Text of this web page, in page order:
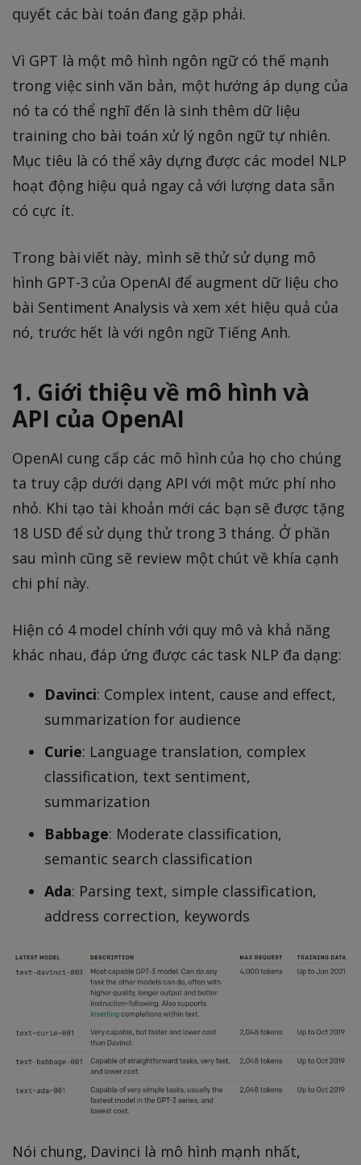
quyết các bài toán đang gặp phải.
Vì GPT là một mô hình ngôn ngữ có thế mạnh
trong việc sinh văn bản, một hướng áp dụng của
nó ta có thể nghĩ đến là sinh thêm dữ liệu
training cho bài toán xử lý ngôn ngữ tự nhiên.
Mục tiêu là có thể xây dựng được các model NLP
hoạt động hiệu quả ngay cả với lượng data sẵn
có cực ít.
Trong bài viết này, mình sẽ thử sử dụng mô
hình GPT-3 của OpenAI để augment dữ liệu cho
bài Sentiment Analysis và xem xét hiệu quả của
nó, trước hết là với ngôn ngữ Tiếng Anh.
1. Giới thiệu về mô hình và
API của OpenAI
OpenAI cung cấp các mô hình của họ cho chúng
ta truy cập dưới dạng API với một mức phí nho
nhỏ. Khi tạo tài khoản mới các bạn sẽ được tặng
18 USD để sử dụng thử trong 3 tháng. Ở phần
sau mình cũng sẽ review một chút về khía cạnh
chi phí này.
Hiện có 4 model chính với quy mô và khả năng
khác nhau, đáp ứng được các task NLP đa dạng:
Davinci: Complex intent, cause and effect,
summarization for audience
Curie: Language translation, complex
classification, text sentiment,
summarization
Babbage: Moderate classification,
semantic search classification
Ada: Parsing text, simple classification,
address correction, keywords
Nói chung, Davinci là mô hình mạnh nhất,